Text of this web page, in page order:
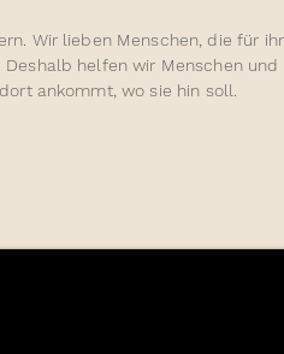
Wir lieben Menschen, die für
helfen wir Menschen und
ankommt, wo sie hin soll.